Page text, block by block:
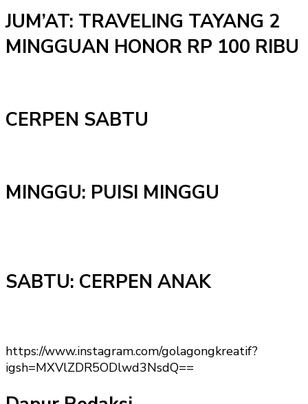
JUM’AT: TRAVELING TAYANG 2
MINGGUAN HONOR RP 100 RIBU
CERPEN SABTU
MINGGU: PUISI MINGGU
SABTU: CERPEN ANAK
https://www.instagram.com/golagongkreatif?
igsh=MXVlZDR5ODlwd3NsdQ==